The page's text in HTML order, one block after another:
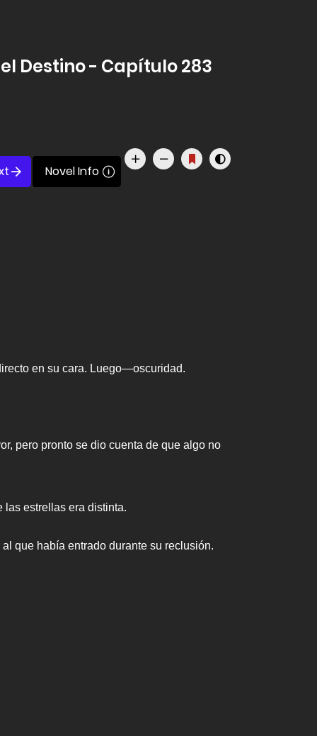
Destino - Capítulo 283
Novel Info
en su cara. Luego—oscuridad.
pero pronto se dio cuenta de que algo no
las estrellas era distinta.
que había entrado durante su reclusión.